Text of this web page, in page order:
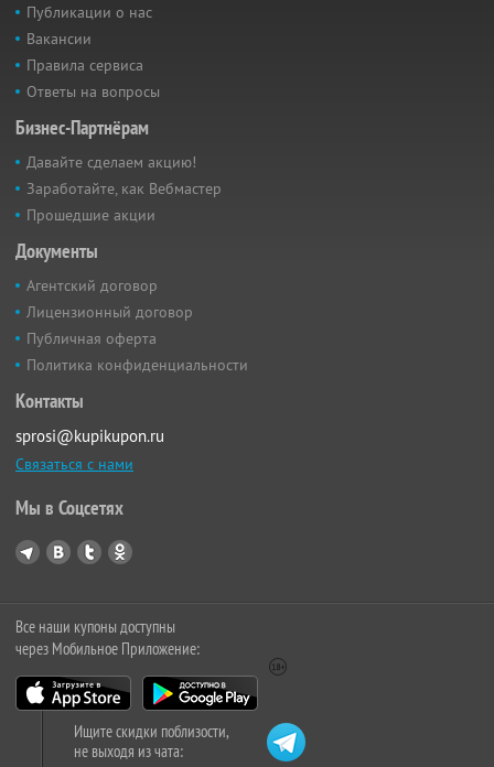
Публикации о нас
Вакансии
Правила сервиса
Ответы на вопросы
Бизнес-Партнёрам
Давайте сделаем акцию!
Заработайте, как Вебмастер
Прошедшие акции
Документы
Агентский договор
Лицензионный договор
Публичная оферта
Политика конфиденциальности
Контакты
sprosi@kupikupon.ru
Связаться с нами
Мы в Соцсетях
Все наши купоны доступны
через Мобильное Приложение:
Ищите скидки поблизости,
не выходя из чата: